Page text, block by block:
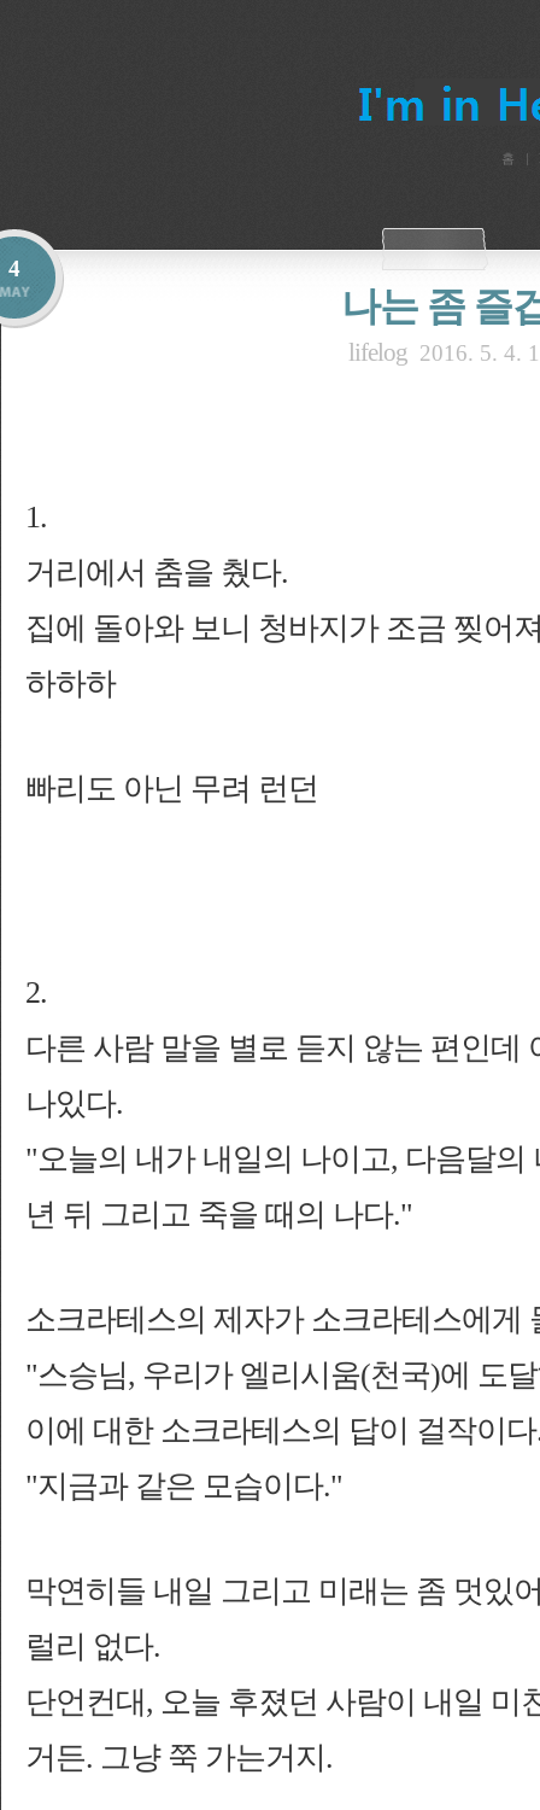
홈
4
나는 좀 즐
lifelog 2016. 5. 4.
1.
거리에서 춤을 췄다.
집에 돌아와 보니 청바지가 조금 찢어
하하하
빠리도 아닌 무려 런던
2.
다른 사람 말을 별로 듣지 않는 편인데
나있다.
"오늘의 내가 내일의 나이고, 다음달의
년 뒤 그리고 죽을 때의 나다."
소크라테스의 제자가 소크라테스에게
"스승님, 우리가 엘리시움(천국)에 도
이에 대한 소크라테스의 답이 걸작이
"지금과 같은 모습이다."
막연히들 내일 그리고 미래는 좀 멋있
럴리 없다.
단언컨대, 오늘 후졌던 사람이 내일 미
거든. 그냥 쭉 가는거지.